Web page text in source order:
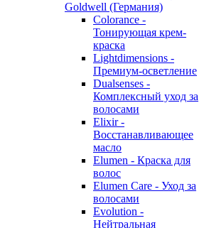
Goldwell (Германия)
Colorance -
Тонирующая крем-
краска
Lightdimensions -
Премиум-осветление
Dualsenses -
Комплексный уход за
волосами
Elixir -
Восстанавливающее
масло
Elumen - Краска для
волос
Elumen Care - Уход за
волосами
Evolution -
Нейтральная